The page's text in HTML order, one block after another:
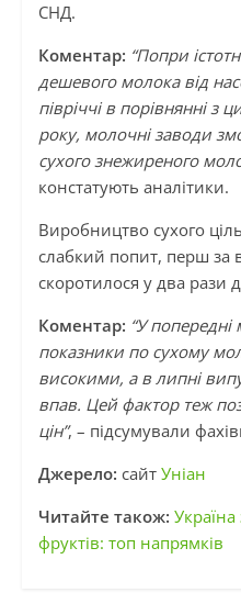
СНД.
Коментар: “Попри
дешевого молока від
півріччі в порівнянні
року, молочні заводи
сухого знежиреного
констатують аналітики.
Виробництво сухого
слабкий попит, перш за
скоротилося у два рази
Коментар: “У попередні
показники по сухому
високими, а в липні
впав. Цей фактор теж
цін”, – підсумували
Джерело: сайт Уніан
Читайте також:
фруктів: топ напрямків